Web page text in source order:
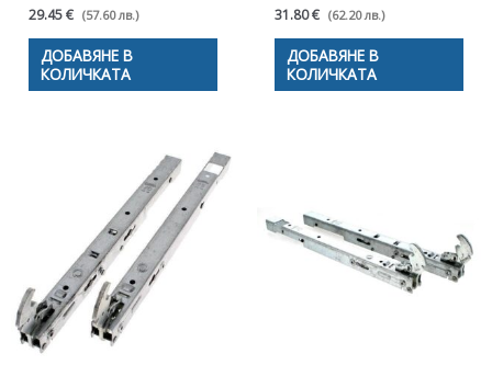
29.45 € (57.60 лв.)
ДОБАВЯНЕ В
КОЛИЧКАТА
31.80 € (62.20 лв.)
ДОБАВЯНЕ В
КОЛИЧКАТА